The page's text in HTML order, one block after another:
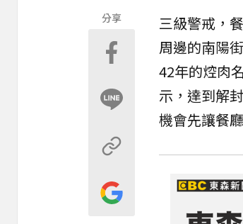
分享 三級警戒 ，
周邊的南陽街
42年的焢肉
示，達到解
機會先讓餐